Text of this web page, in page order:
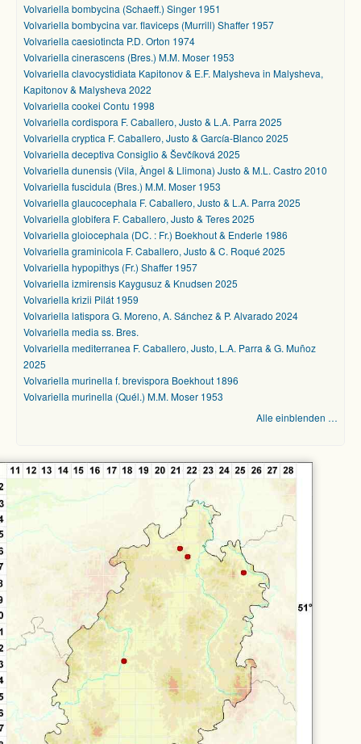
Volvariella bombycina (Schaeff.) Singer 1951
Volvariella bombycina var. flaviceps (Murrill) Shaffer 1957
Volvariella caesiotincta P.D. Orton 1974
Volvariella cinerascens (Bres.) M.M. Moser 1953
Volvariella clavocystidiata Kapitonov & E.F. Malysheva in Malysheva,
Kapitonov & Malysheva 2022
Volvariella cookei Contu 1998
Volvariella cordispora F. Caballero, Justo & L.A. Parra 2025
Volvariella cryptica F. Caballero, Justo & García-Blanco 2025
Volvariella deceptiva Consiglio & Ševčíková 2025
Volvariella dunensis (Vila, Àngel & Llimona) Justo & M.L. Castro 2010
Volvariella fuscidula (Bres.) M.M. Moser 1953
Volvariella glaucocephala F. Caballero, Justo & L.A. Parra 2025
Volvariella globifera F. Caballero, Justo & Teres 2025
Volvariella gloiocephala (DC. : Fr.) Boekhout & Enderle 1986
Volvariella graminicola F. Caballero, Justo & C. Roqué 2025
Volvariella hypopithys (Fr.) Shaffer 1957
Volvariella izmirensis Kaygusuz & Knudsen 2025
Volvariella krizii Pilát 1959
Volvariella latispora G. Moreno, A. Sánchez & P. Alvarado 2024
Volvariella media ss. Bres.
Volvariella mediterranea F. Caballero, Justo, L.A. Parra & G. Muñoz
2025
Volvariella murinella f. brevispora Boekhout 1896
Volvariella murinella (Quél.) M.M. Moser 1953
Alle einblenden …